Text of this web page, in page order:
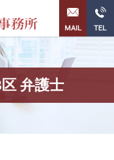
弁護士